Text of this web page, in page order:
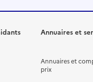
Annuaires et
Annuaires et
prix